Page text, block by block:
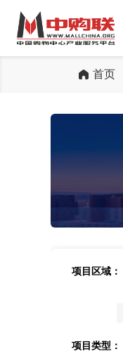
首页
项目区域：
项目类型：